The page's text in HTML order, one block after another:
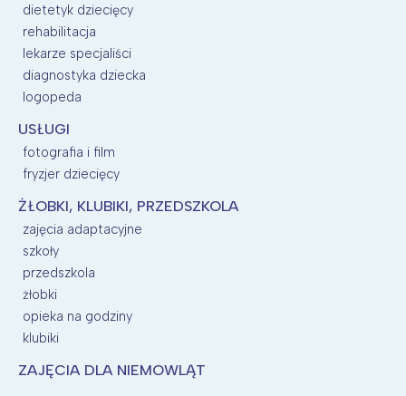
dietetyk dziecięcy
rehabilitacja
lekarze specjaliści
diagnostyka dziecka
logopeda
USŁUGI
fotografia i film
fryzjer dziecięcy
ŻŁOBKI, KLUBIKI, PRZEDSZKOLA
zajęcia adaptacyjne
szkoły
przedszkola
żłobki
opieka na godziny
klubiki
ZAJĘCIA DLA NIEMOWLĄT